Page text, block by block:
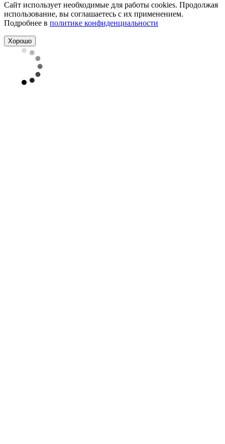
Сайт использует необходимые для работы cookies. Продолжая
использование, вы соглашаетесь с их применением.
Подробнее в политике конфиденциальности
Хорошо